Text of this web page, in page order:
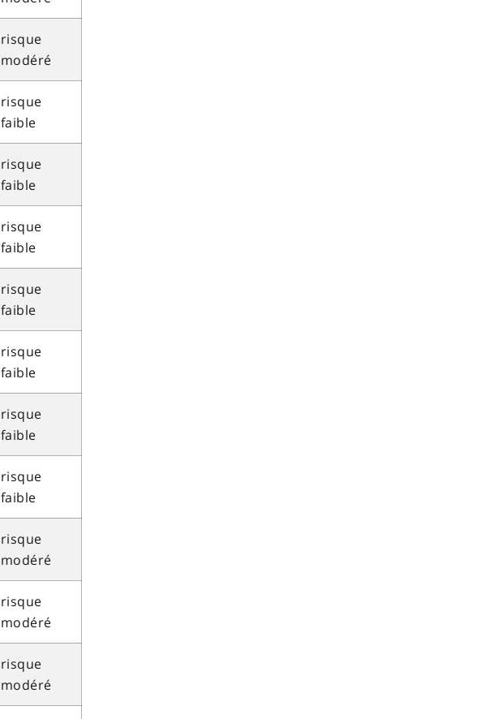
risque
modéré
risque
faible
risque
faible
risque
faible
risque
faible
risque
faible
risque
faible
risque
faible
risque
modéré
risque
modéré
risque
modéré